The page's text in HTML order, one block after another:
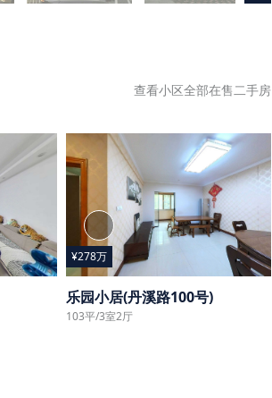
查看小区全部在售二手房
¥278万
乐园小居(丹溪路100号)
103平/3室2厅